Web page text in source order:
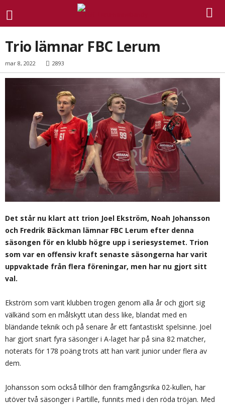
Trio lämnar FBC Lerum
mar 8, 2022 2893
Det står nu klart att trion Joel Ekström, Noah Johansson
och Fredrik Bäckman lämnar FBC Lerum efter denna
säsongen för en klubb högre upp i seriesystemet. Trion
som var en offensiv kraft senaste säsongerna har varit
uppvaktade från flera föreningar, men har nu gjort sitt
val.
Ekström som varit klubben trogen genom alla år och gjort sig
välkänd som en målskytt utan dess like, blandat med en
bländande teknik och på senare år ett fantastiskt spelsinne. Joel
har gjort snart fyra säsonger i A-laget har på sina 82 matcher,
noterats för 178 poäng trots att han varit junior under flera av
dem.
Johansson som också tillhör den framgångsrika 02-kullen, har
utöver två säsonger i Partille, funnits med i den röda tröjan. Med